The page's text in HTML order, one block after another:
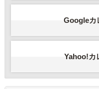
Googleカ
Yahoo!カ